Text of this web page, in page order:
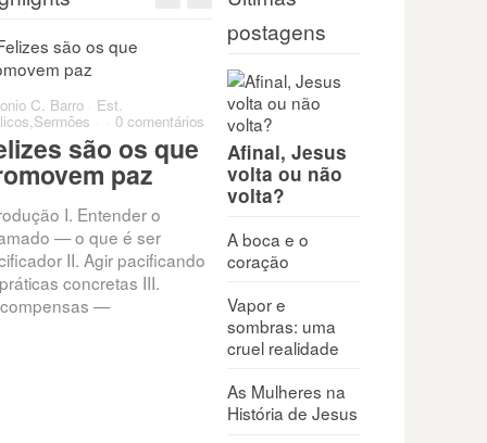
C. Barro Est.
,Sermões 0 comentários
são os que
paz
I. Entender o
— o que é ser
II. Agir pacificando
concretas III.
—
postagens
Afinal, Jesus
volta ou não
volta?
A boca e o
coração
Vapor e
sombras: uma
cruel realidade
As Mulheres na
História de Jesus